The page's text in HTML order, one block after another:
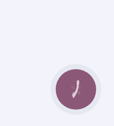
КНОПКА
ЗВ'ЯЗКУ